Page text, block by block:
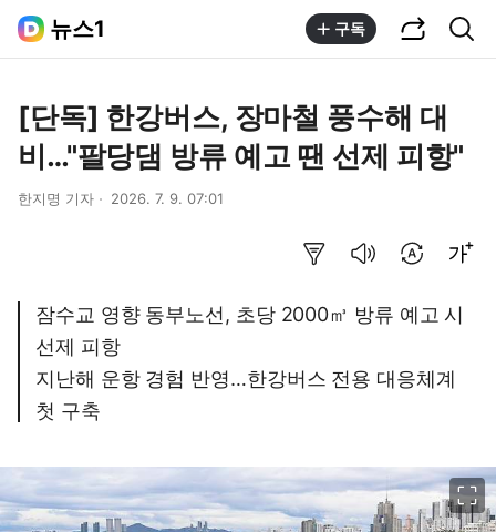
뉴스1 구독
[단독] 한강버스, 장마철 풍수해 대
비…"팔당댐 방류 예고 땐 선제 피항"
한지명 기자 2026. 7. 9. 07:01
잠수교 영향 동부노선, 초당 2000㎥ 방류 예고 시
선제 피항
지난해 운항 경험 반영…한강버스 전용 대응체계
첫 구축